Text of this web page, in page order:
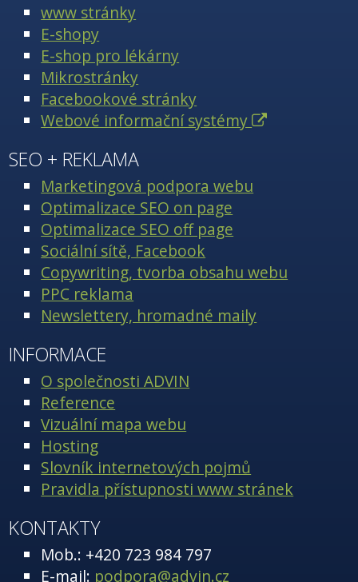
www stránky
E-shopy
E-shop pro lékárny
Mikrostránky
Facebookové stránky
Webové informační systémy
SEO + REKLAMA
Marketingová podpora webu
Optimalizace SEO on page
Optimalizace SEO off page
Sociální sítě, Facebook
Copywriting, tvorba obsahu webu
PPC reklama
Newslettery, hromadné maily
INFORMACE
O společnosti ADVIN
Reference
Vizuální mapa webu
Hosting
Slovník internetových pojmů
Pravidla přístupnosti www stránek
KONTAKTY
Mob.: +420 723 984 797
E-mail: podpora@advin.cz